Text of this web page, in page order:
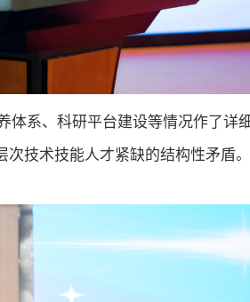
系、科研平台建设等情况作了详
技术技能人才紧缺的结构性矛盾